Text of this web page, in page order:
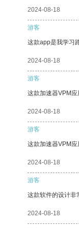
2024-08-18
游客
这款app是我学习
2024-08-18
游客
这款加速器VPM应
2024-08-18
游客
这款加速器VPM应
2024-08-18
游客
这款软件的设计非
2024-08-18